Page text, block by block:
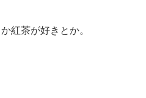
紅茶が好きとか。